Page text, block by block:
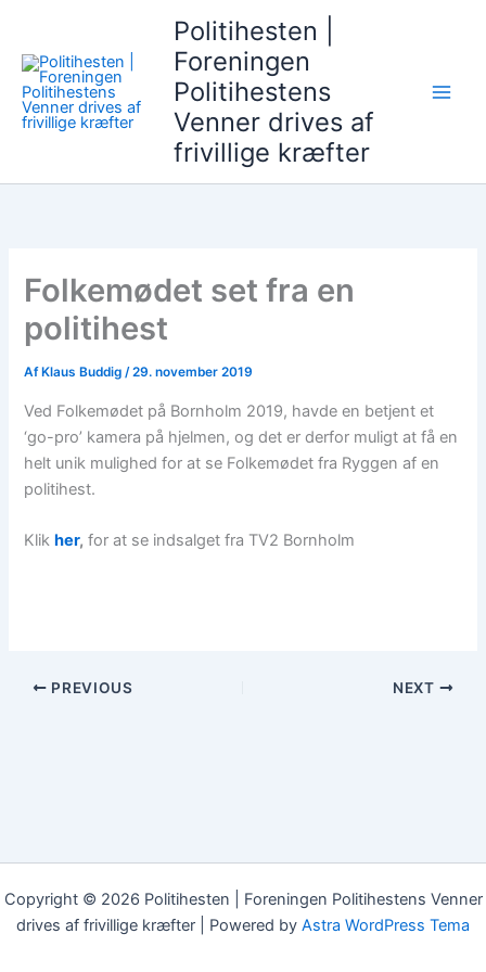
indholdet
Politihesten |
Foreningen
Politihestens
Venner drives af
frivillige kræfter
Folkemødet set fra en
politihest
Af Klaus Buddig/29. november 2019
Ved Folkemødet på Bornholm 2019, havde en betjent et
‘go-pro’ kamera på hjelmen, og det er derfor muligt at få en
helt unik mulighed for at se Folkemødet fra Ryggen af en
politihest.
Klik her, for at se indsalget fra TV2 Bornholm
PREVIOUS NEXT
Copyright © 2026 Politihesten | Foreningen Politihestens Venner
drives af frivillige kræfter | Powered by Astra WordPress Tema